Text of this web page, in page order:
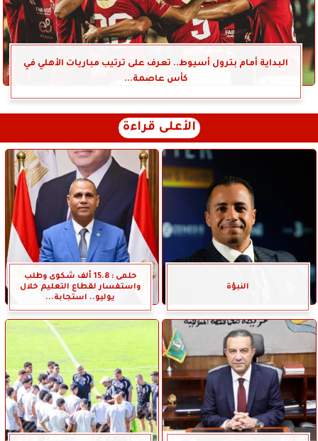
البداية أمام بترول أسيوط.. تعرف على ترتيب مباريات الأهلي في
كأس عاصمة...
الأعلى قراءة
النبؤة
حلمى : 15.8 ألف شكوى وطلب
واستفسار لقطاع التعليم خلال
يوليو.. استجابة...